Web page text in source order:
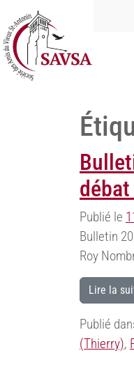
Publié le
Bulletin
Roy
Lire la
Publié
(Thierry),